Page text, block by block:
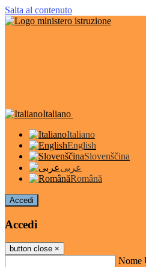
Salta al contenuto
Italiano
Italiano
English
Slovenščina
عربى
Română
Accedi
Accedi
button close ×
Nome